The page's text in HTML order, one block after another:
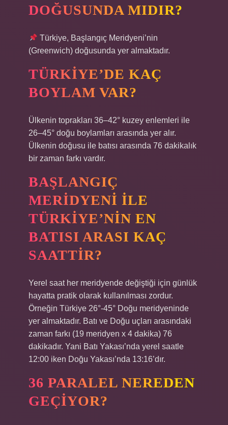
DOĞUSUNDA MIDIR?
Türkiye, Başlangıç ​​Meridyeni’nin
(Greenwich) doğusunda yer almaktadır.
TÜRKIYE’DE KAÇ
BOYLAM VAR?
Ülkenin toprakları 36–42° kuzey enlemleri ile
26–45° doğu boylamları arasında yer alır.
Ülkenin doğusu ile batısı arasında 76 dakikalık
bir zaman farkı vardır.
BAŞLANGIÇ
MERIDYENI ILE
TÜRKIYE’NIN EN
BATISI ARASI KAÇ
SAATTIR?
Yerel saat her meridyende değiştiği için günlük
hayatta pratik olarak kullanılması zordur.
Örneğin Türkiye 26°-45° Doğu meridyeninde
yer almaktadır. Batı ve Doğu uçları arasındaki
zaman farkı (19 meridyen x 4 dakika) 76
dakikadır. Yani Batı Yakası’nda yerel saatle
12:00 iken Doğu Yakası’nda 13:16’dır.
36 PARALEL NEREDEN
GEÇIYOR?